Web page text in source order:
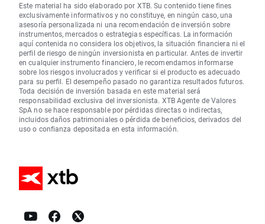
Este material ha sido elaborado por XTB. Su contenido tiene fines
exclusivamente informativos y no constituye, en ningún caso, una
asesoría personalizada ni una recomendación de inversión sobre
instrumentos, mercados o estrategias específicas. La información
aquí contenida no considera los objetivos, la situación financiera ni el
perfil de riesgo de ningún inversionista en particular. Antes de invertir
en cualquier instrumento financiero, le recomendamos informarse
sobre los riesgos involucrados y verificar si el producto es adecuado
para su perfil. El desempeño pasado no garantiza resultados futuros.
Toda decisión de inversión basada en este material será
responsabilidad exclusiva del inversionista. XTB Agente de Valores
SpA no se hace responsable por pérdidas directas o indirectas,
incluidos daños patrimoniales o pérdida de beneficios, derivados del
uso o confianza depositada en esta información.